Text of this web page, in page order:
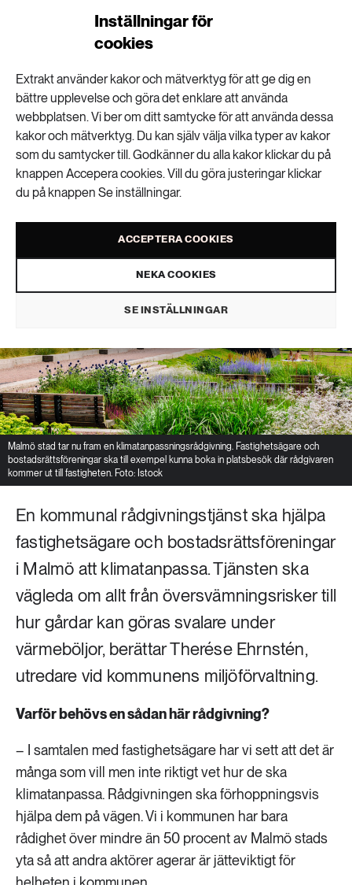
Inställningar för
cookies
Extrakt använder kakor och mätverktyg för att ge dig en
bättre upplevelse och göra det enklare att använda
webbplatsen. Vi ber om ditt samtycke för att använda dessa
kakor och mätverktyg. Du kan själv välja vilka typer av kakor
som du samtycker till. Godkänner du alla kakor klickar du på
knappen Accepera cookies. Vill du göra justeringar klickar
du på knappen Se inställningar.
ACCEPTERA COOKIES
NEKA COOKIES
SE INSTÄLLNINGAR
Malmö först med
rådgivning om
klimatanpassning
HÅLLBARA STÄDER PUBLICERAD 30 JUNI 2026
Malmö stad tar nu fram en klimatanpassningsrådgivning. Fastighetsägare och
bostadsrättsföreningar ska till exempel kunna boka in platsbesök där rådgivaren
kommer ut till fastigheten. Foto: Istock
En kommunal rådgivningstjänst ska hjälpa
fastighetsägare och bostadsrättsföreningar
i Malmö att klimatanpassa. Tjänsten ska
vägleda om allt från översvämningsrisker till
hur gårdar kan göras svalare under
värmeböljor, berättar Therése Ehrnstén,
utredare vid kommunens miljöförvaltning.
Varför behövs en sådan här rådgivning?
– I samtalen med fastighetsägare har vi sett att det är
många som vill men inte riktigt vet hur de ska
klimatanpassa. Rådgivningen ska förhoppningsvis
hjälpa dem på vägen. Vi i kommunen har bara
rådighet över mindre än 50 procent av Malmö stads
yta så att andra aktörer agerar är jätteviktigt för